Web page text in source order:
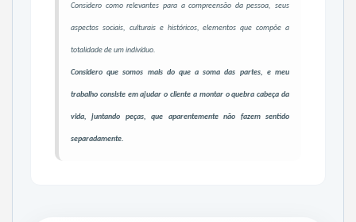
Considero como relevantes para a compreensão da pessoa, seus
aspectos sociais, culturais e históricos, elementos que compõe a
totalidade de um indivíduo.
Considero que somos mais do que a soma das partes, e meu
trabalho consiste em ajudar o cliente a montar o quebra cabeça da
vida, juntando peças, que aparentemente não fazem sentido
separadamente.